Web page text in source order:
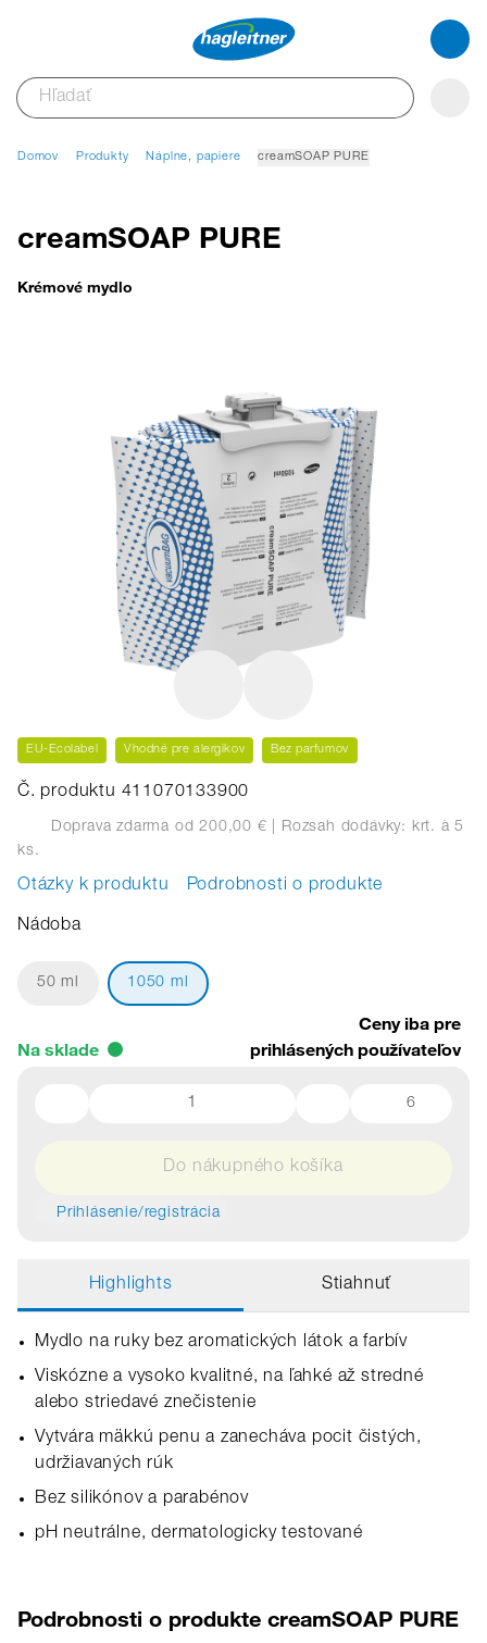
Domov Produkty Náplne, papiere creamSOAP PURE
creamSOAP PURE
Krémové mydlo
EU-Ecolabel Vhodné pre alergikov Bez parfumov
Č. produktu 411070133900
Doprava zdarma od 200,00 € | Rozsah dodávky: krt. à 5
ks.
Otázky k produktu Podrobnosti o produkte
Nádoba
50 ml 1050 ml
Na sklade
Ceny iba pre
prihlásených používateľov
6
Do nákupného košíka
Prihlásenie/registrácia
Highlights Stiahnuť
Mydlo na ruky bez aromatických látok a farbív
Viskózne a vysoko kvalitné, na ľahké až stredné
alebo striedavé znečistenie
Vytvára mäkkú penu a zanecháva pocit čistých,
udržiavaných rúk
Bez silikónov a parabénov
pH neutrálne, dermatologicky testované
Podrobnosti o produkte creamSOAP PURE